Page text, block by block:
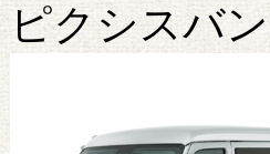
ピクシスバン